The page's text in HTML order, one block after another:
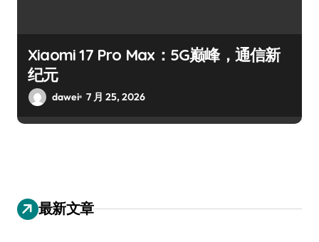
Xiaomi 17 Pro Max：5G巅峰，通信新
纪元
dawei 7 月 25, 2026
最新文章